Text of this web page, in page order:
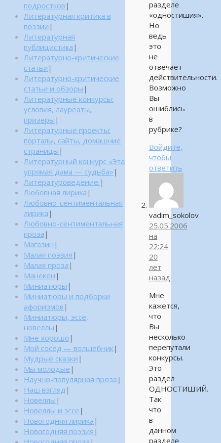
разделе
«одностишия».
Но
ведь
это
не
отвечает
действительности.
Возможно
Вы
ошиблись
в
рубрике?
Войдите,
чтобы
ответить
vadim_sokolov
25.05.2006
на
22:24
20
лет
назад
Мне
кажется,
что
Вы
несколько
перепутали
конкурсы.
Это
раздел
ОДНОСТИШИЙ.
Так
что
в
данном
разделе
подростков |
Литературная критика в
поэзии |
Литературная
публицистика |
Литературно-критические
статьи |
Литературно-критические
статьи и обзоры |
Литературные конкурсы:
условия, лауреаты,
призеры |
Литературные проекты:
порталы, сайты, домашние
страницы |
Литературный конкурс «Эта
упрямая дама — судьба» |
Литературоведение. |
Любовная лирика |
Любовно-сентиментальная
лирика |
Любовно-сентиментальная
проза |
Магазин |
Малая поэзия |
Малая проза |
Манекен |
Миниатюры |
Миниатюры и подборки
афоризмов |
Миниатюры, эссе,
новеллы |
Мне хорошо |
Мой сосед — волшебник|
Мудрые сказки |
Мы молодые |
Научно-популярная проза |
Наш взгляд |
Новеллы |
Новеллы и эссе |
Новогодняя лирика |
Новогодняя поэзия |